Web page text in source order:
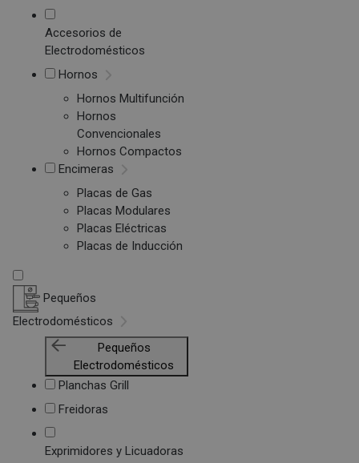
Accesorios de
Electrodomésticos
Hornos
Hornos Multifunción
Hornos
Convencionales
Hornos Compactos
Encimeras
Placas de Gas
Placas Modulares
Placas Eléctricas
Placas de Inducción
Pequeños
Electrodomésticos
Pequeños
Electrodomésticos
Planchas Grill
Freidoras
Exprimidores y Licuadoras